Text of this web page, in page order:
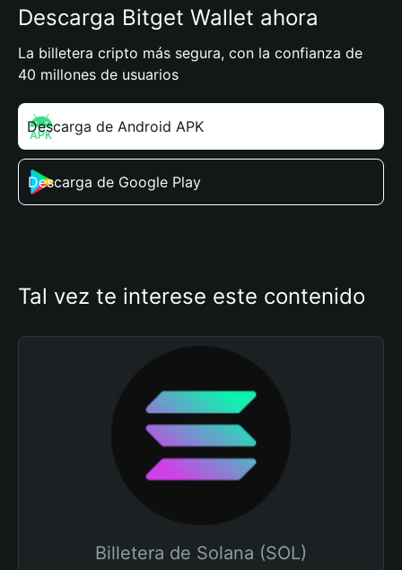
Descarga Bitget Wallet ahora
La billetera cripto más segura, con la confianza de
40 millones de usuarios
Descarga de Android APK
Descarga de Google Play
Tal vez te interese este contenido
Billetera de Solana (SOL)